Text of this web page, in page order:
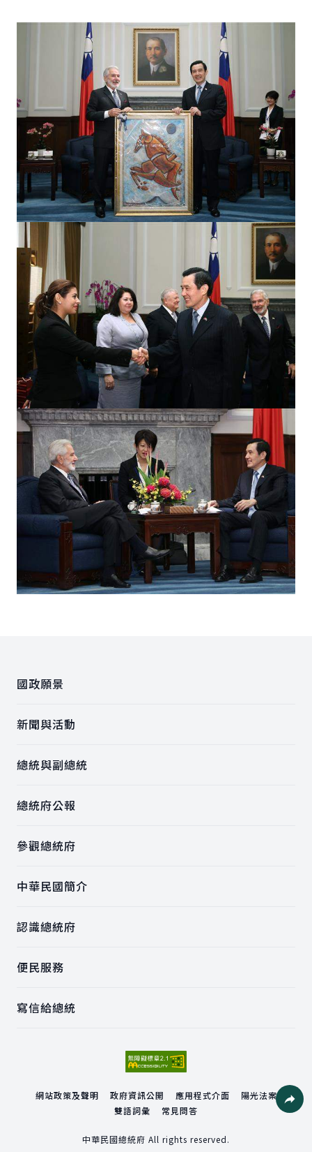
國政願景
新聞與活動
總統與副總統
總統府公報
參觀總統府
中華民國簡介
認識總統府
便民服務
寫信給總統
網站政策及聲明 政府資訊公開 應用程式介面
陽光法案
雙語詞彙
常見問答
中華民國總統府 All rights reserved.